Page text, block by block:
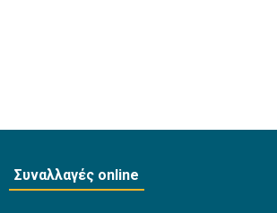
Συναλλαγές online